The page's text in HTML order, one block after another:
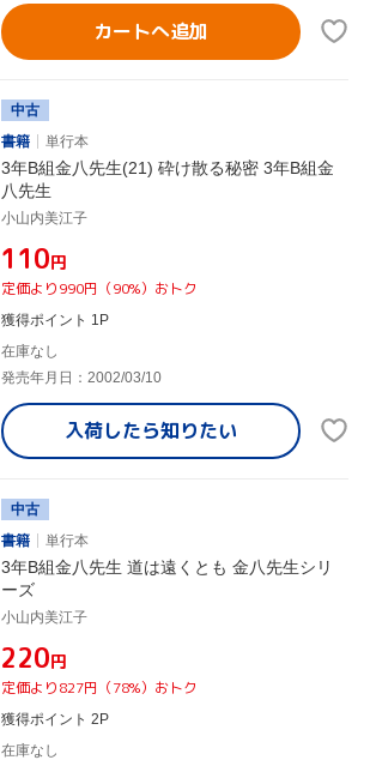
カートへ追加
中古
書籍
単行本
3年B組金八先生(21) 砕け散る秘密 3年B組金
八先生
小山内美江子
¥110円
定価より990円（90%）おトク
獲得ポイント 1P
在庫なし
発売年月日：2002/03/10
入荷したら知りたい
中古
書籍
単行本
3年B組金八先生 道は遠くとも 金八先生シリ
ーズ
小山内美江子
¥220円
定価より827円（78%）おトク
獲得ポイント 2P
在庫なし